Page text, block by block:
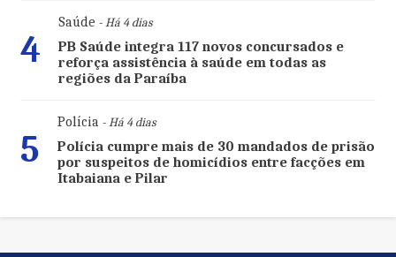
4
Saúde - Há 4 dias
PB Saúde integra 117 novos concursados e
reforça assistência à saúde em todas as
regiões da Paraíba
5
Polícia- Há 4 dias
Polícia cumpre mais de 30 mandados de prisão
por suspeitos de homicídios entre facções em
Itabaiana e Pilar